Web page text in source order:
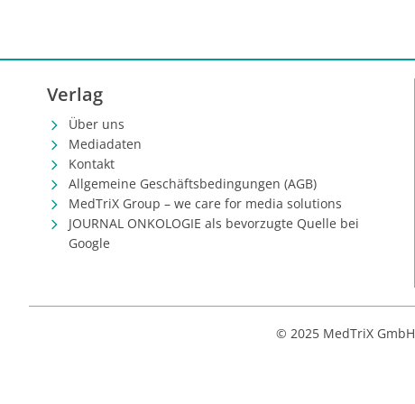
Verlag
Über uns
Mediadaten
Kontakt
Allgemeine Geschäftsbedingungen (AGB)
MedTriX Group – we care for media solutions
JOURNAL ONKOLOGIE als bevorzugte Quelle bei
Google
© 2025 MedTriX GmbH